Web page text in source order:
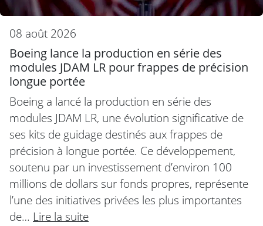
08 août 2026
Boeing lance la production en série des
modules JDAM LR pour frappes de précision
longue portée
Boeing a lancé la production en série des
modules JDAM LR, une évolution significative de
ses kits de guidage destinés aux frappes de
précision à longue portée. Ce développement,
soutenu par un investissement d’environ 100
millions de dollars sur fonds propres, représente
l’une des initiatives privées les plus importantes
de… Lire la suite